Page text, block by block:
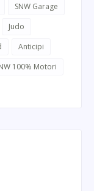
SNW Garage
Judo
Anticipi
100% Motori